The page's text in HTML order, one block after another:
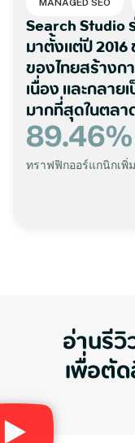
MANAGED SEO
Search Studio
มาตั้งแต่ปี 2016
ของไทยสร้างก
เนื่อง และกลา
มากที่สุดในตลา
ทราฟฟิกออร์แกนิกเพิ่
89.46%
อ่านรี
เพื่อตั